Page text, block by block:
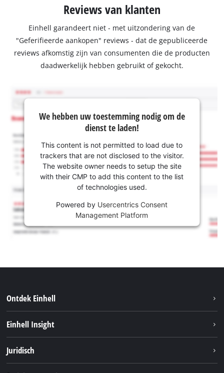
Reviews van klanten
Einhell garandeert niet - met uitzondering van de
"Geferifieerde aankopen" reviews - dat de gepubliceerde
reviews afkomstig zijn van consumenten die de producten
daadwerkelijk hebben gebruikt of gekocht.
We hebben uw toestemming nodig om de
dienst te laden!
This content is not permitted to load due to
trackers that are not disclosed to the visitor.
The website owner needs to setup the site
with their CMP to add this content to the list
of technologies used.
Powered by Usercentrics Consent
Management Platform
Ontdek Einhell
Service
Accusysteem
Einhell Insight
Juridisch